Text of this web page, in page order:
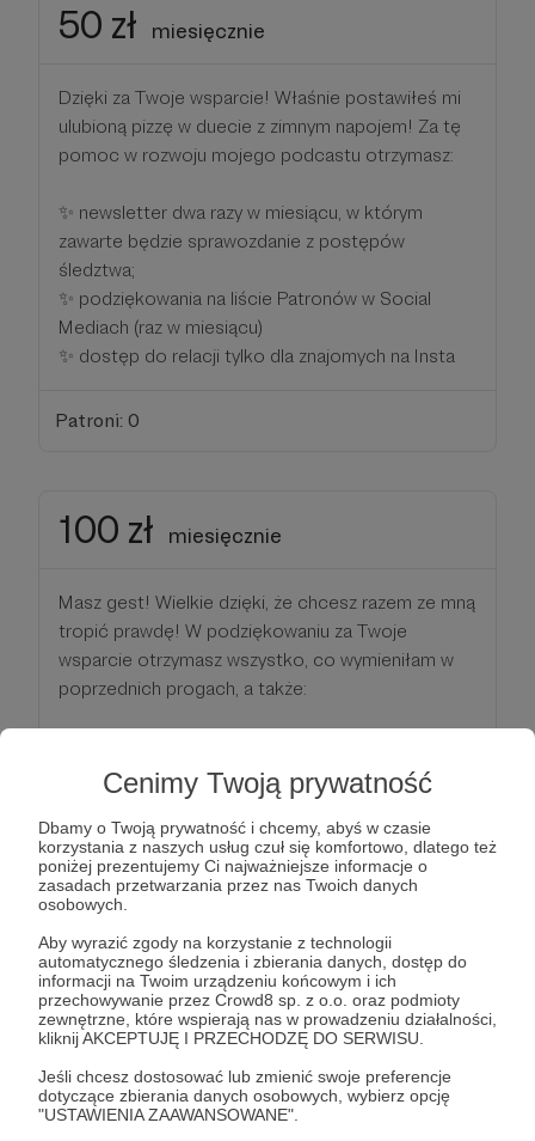
Cenimy Twoją prywatność
Dbamy o Twoją prywatność i chcemy, abyś w czasie
korzystania z naszych usług czuł się komfortowo, dlatego też
poniżej prezentujemy Ci najważniejsze informacje o
zasadach przetwarzania przez nas Twoich danych
osobowych.
Aby wyrazić zgody na korzystanie z technologii
automatycznego śledzenia i zbierania danych, dostęp do
informacji na Twoim urządzeniu końcowym i ich
przechowywanie przez Crowd8 sp. z o.o. oraz podmioty
zewnętrzne, które wspierają nas w prowadzeniu działalności,
kliknij AKCEPTUJĘ I PRZECHODZĘ DO SERWISU.
Jeśli chcesz dostosować lub zmienić swoje preferencje
dotyczące zbierania danych osobowych, wybierz opcję
"USTAWIENIA ZAAWANSOWANE".
50 zł miesięcznie
Dzięki za Twoje wsparcie! Właśnie postawiłeś mi
ulubioną pizzę w duecie z zimnym napojem! Za tę
pomoc w rozwoju mojego podcastu otrzymasz:
✨ newsletter dwa razy w miesiącu, w którym
zawarte będzie sprawozdanie z postępów
śledztwa;
✨ podziękowania na liście Patronów w Social
Mediach (raz w miesiącu)
✨ dostęp do relacji tylko dla znajomych na Insta
Patroni: 0
100 zł miesięcznie
Masz gest! Wielkie dzięki, że chcesz razem ze mną
tropić prawdę! W podziękowaniu za Twoje
wsparcie otrzymasz wszystko, co wymieniłam w
poprzednich progach, a także:
Patronów;
✨ Twoje imię i nazwisko (lub jeśli wolisz:
pseudonim) zostanie wymienione w
podziękowaniach na końcu każdego odcinka
podcastu
Patroni: 0
200 zł miesięcznie